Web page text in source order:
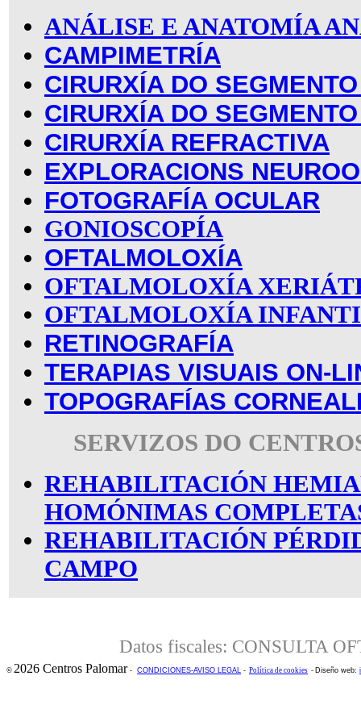
ANÁLISE E ANATOMÍA
CAMPIMETRÍA
CIRURXÍA DO
CIRURXÍA DO
CIRURXÍA REFRACTIVA
EXPLORACIONS
FOTOGRAFÍA OCULAR
GONIOSCOPÍA
OFTALMOLOXÍA
OFTALMOLOXÍA
OFTALMOLOXÍA
RETINOGRAFÍA
TERAPIAS VISUAIS ON-
TOPOGRAFÍAS
SERVIZOS DO
REHABILITACIÓN
HOMÓNIMAS
REHABILITACIÓN
CAMPO
Datos fiscales: CONSULTA
© 2026 Centros Palomar- CONDICIONES-AVISO LEGAL - Política de cookies - Diseño web: